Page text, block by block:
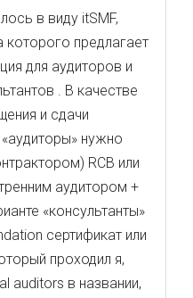
в виду itSMF,
которого предлагает
для аудиторов и
. В качестве
и сдачи
нужно
RCB или
аудитором +
«консультанты»
сертификат или
проходил я,
auditors в названии,